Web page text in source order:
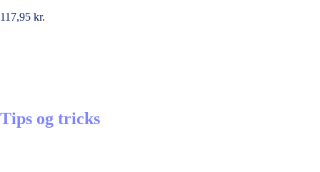
117,95 kr.
Tips og tricks